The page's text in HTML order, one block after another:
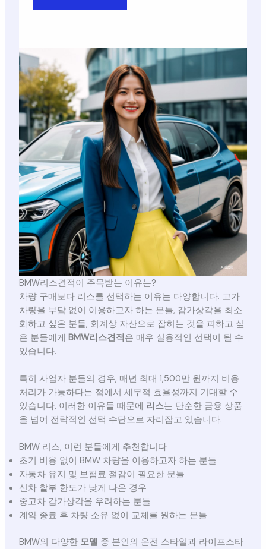
BMW리스견적이 주목받는 이유는?
차량 구매보다 리스를 선택하는 이유는 다양합니다. 고가
차량을 부담 없이 이용하고자 하는 분들, 감가상각을 최소
화하고 싶은 분들, 회계상 자산으로 잡히는 것을 피하고 싶
은 분들에게 BMW리스견적 은 매우 실용적인 선택이 될 수
있습니다.
특히 사업자 분들의 경우, 매년 최대 1,500만 원까지 비용
처리가 가능하다는 점에서 세무적 효율성까지 기대할 수
있습니다. 이러한 이유들 때문에 리스는 단순한 금융 상품
을 넘어 전략적인 선택 수단으로 자리잡고 있습니다.
BMW 리스, 이런 분들에게 추천합니다
초기 비용 없이 BMW 차량을 이용하고자 하는 분들
자동차 유지 및 보험료 절감이 필요한 분들
신차 할부 한도가 낮게 나온 경우
중고차 감가상각을 우려하는 분들
계약 종료 후 차량 소유 없이 교체를 원하는 분들
BMW의 다양한 모델 중 본인의 운전 스타일과 라이프스타